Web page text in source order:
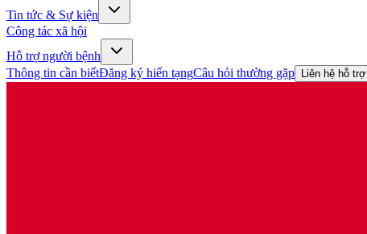
Tin tức & Sự kiện
Công tác xã hội
Hỗ trợ người bệnh
Thông tin cần biếtĐăng ký hiến tạngCâu hỏi thường gặp Liên hệ hỗ trợ